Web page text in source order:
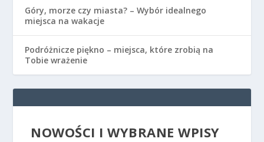
Góry, morze czy miasta? – Wybór idealnego
miejsca na wakacje
Podróżnicze piękno – miejsca, które zrobią na
Tobie wrażenie
NOWOŚCI I WYBRANE WPISY